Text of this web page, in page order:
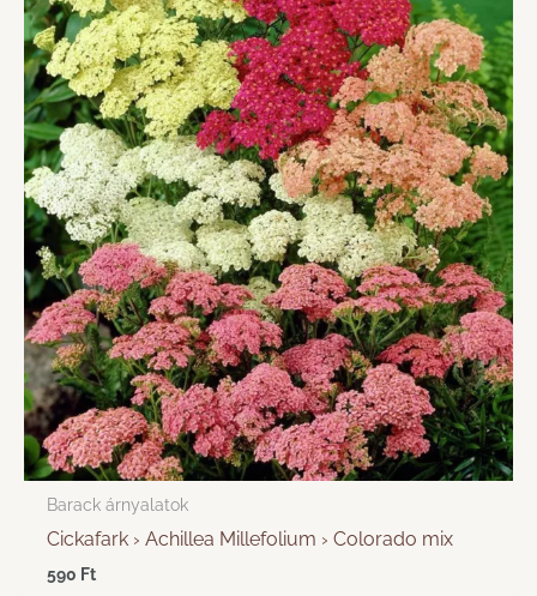
Barack árnyalatok
Cickafark › Achillea Millefolium › Colorado mix
590 Ft